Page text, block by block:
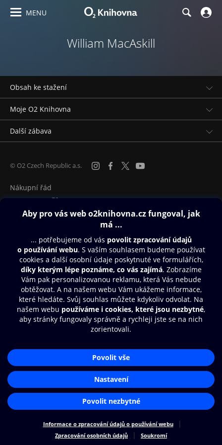
MENU
William MacAskill
Obsah ke stažení
Moje O2 Knihovna
Další zábava
© O2 Czech Republic a.s.
Nákupní řád
Zásady zpracování osobních údajů
Nastavení cookies
Aplikace O2 Knihovna
Čti a poslouchej své e-knihy a
audioknihy rychleji a pohodlněji.